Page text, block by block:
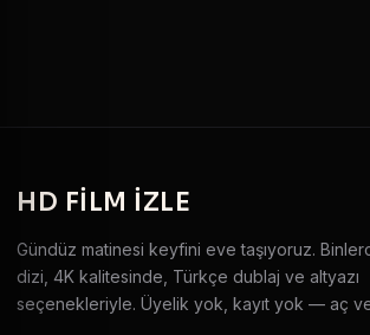
HD FILM IZLE
Gündüz matinesi keyfini eve taşıyoruz.
dizi, 4K kalitesinde, Türkçe dublaj ve altyazı
seçenekleriyle. Üyelik yok, kayıt yok — aç